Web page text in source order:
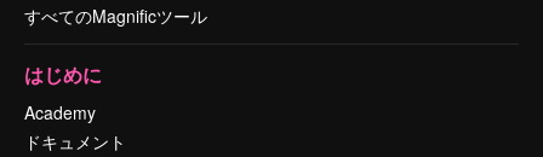
すべてのMagnificツール
はじめに
Academy
ドキュメント